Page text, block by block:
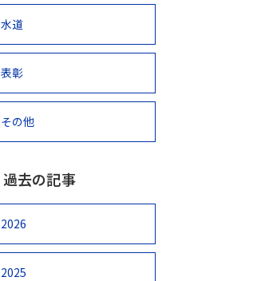
水道
表彰
その他
過去の記事
2026
2025